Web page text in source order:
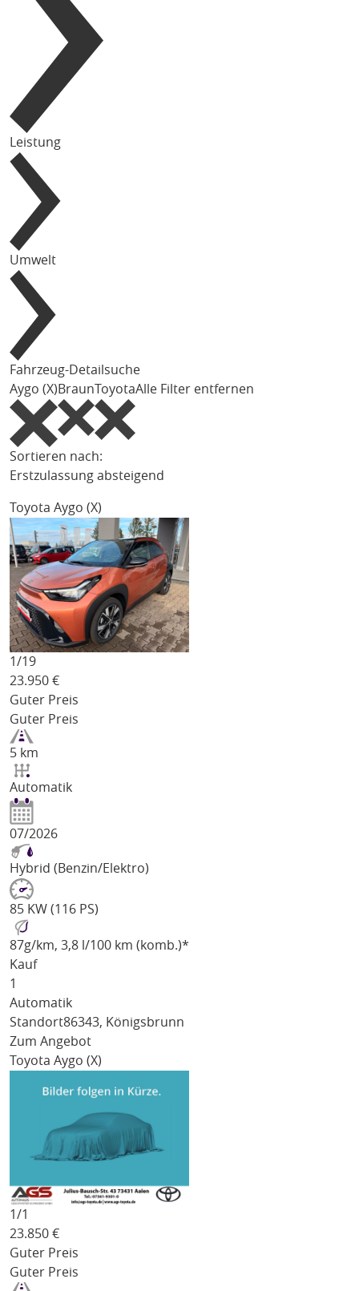
Leistung
Umwelt
Fahrzeug-Detailsuche
Aygo (X)BraunToyotaAlle Filter entfernen
Sortieren nach:
Erstzulassung absteigend
Toyota Aygo (X)
1/19
23.950 €
Guter Preis
Guter Preis
5 km
Automatik
07/2026
Hybrid (Benzin/Elektro)
85 KW (116 PS)
87g/km, 3,8 l/100 km (komb.)*
Kauf
1
Automatik
Standort86343, Königsbrunn
Zum Angebot
Toyota Aygo (X)
1/1
23.850 €
Guter Preis
Guter Preis